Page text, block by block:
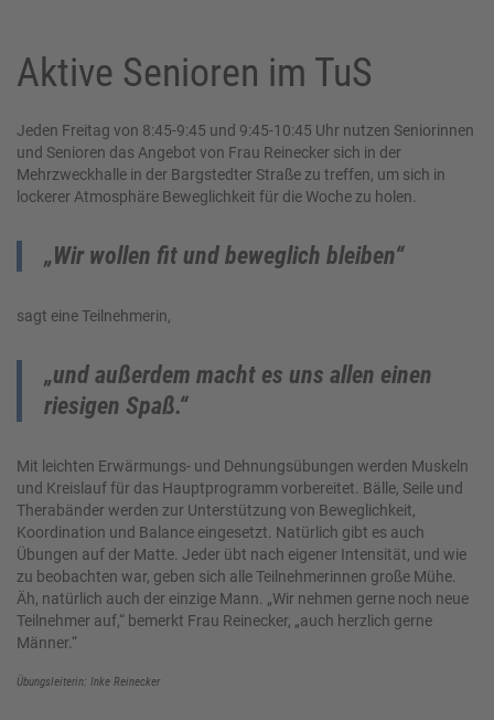
Aktive Senioren im TuS
Jeden Freitag von 8:45-9:45 und 9:45-10:45 Uhr nutzen Seniorinnen
und Senioren das Angebot von Frau Reinecker sich in der
Mehrzweckhalle in der Bargstedter Straße zu treffen, um sich in
lockerer Atmosphäre Beweglichkeit für die Woche zu holen.
„Wir wollen fit und beweglich bleiben“
sagt eine Teilnehmerin,
„und außerdem macht es uns allen einen
riesigen Spaß.“
Mit leichten Erwärmungs- und Dehnungsübungen werden Muskeln
und Kreislauf für das Hauptprogramm vorbereitet. Bälle, Seile und
Therabänder werden zur Unterstützung von Beweglichkeit,
Koordination und Balance eingesetzt. Natürlich gibt es auch
Übungen auf der Matte. Jeder übt nach eigener Intensität, und wie
zu beobachten war, geben sich alle Teilnehmerinnen große Mühe.
Äh, natürlich auch der einzige Mann. „Wir nehmen gerne noch neue
Teilnehmer auf,“ bemerkt Frau Reinecker, „auch herzlich gerne
Männer.“
Übungsleiterin: Inke Reinecker